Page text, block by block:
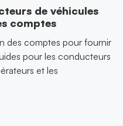
de véhicules
comptes
des comptes pour fournir
pour les conducteurs
et les